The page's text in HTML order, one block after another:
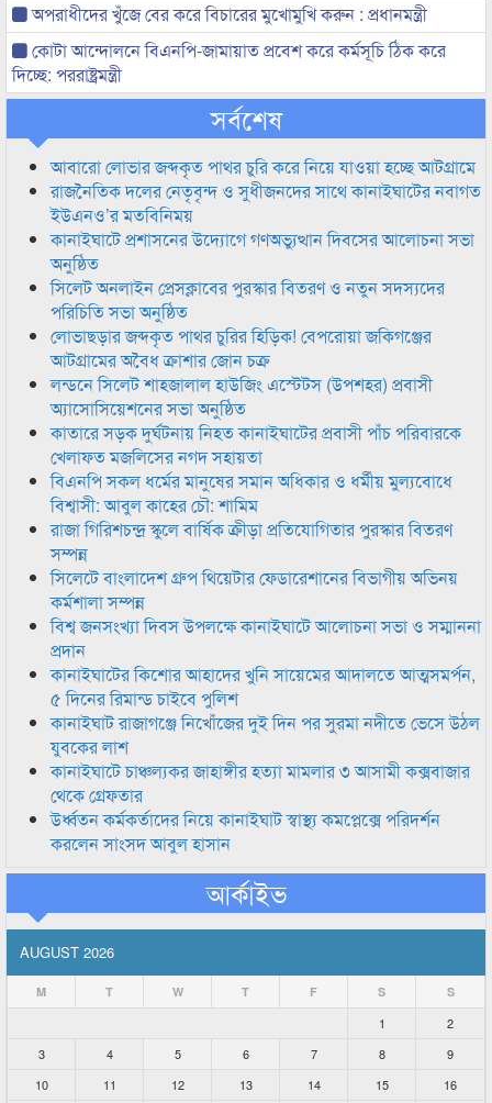
অপরাধীদের খুঁজে বের করে বিচারের মুখোমুখি করুন : প্রধানমন্ত্রী
কোটা আন্দোলনে বিএনপি-জামায়াত প্রবেশ করে কর্মসূচি ঠিক করে
দিচ্ছে: পররাষ্ট্রমন্ত্রী
সর্বশেষ
আবারো লোভার জব্দকৃত পাথর চুরি করে নিয়ে যাওয়া হচ্ছে আটগ্রামে
রাজনৈতিক দলের নেতৃবৃন্দ ও সুধীজনদের সাথে কানাইঘাটের নবাগত
ইউএনও’র মতবিনিময়
কানাইঘাটে প্রশাসনের উদ্যোগে গণঅভ্যুত্থান দিবসের আলোচনা সভা
অনুষ্ঠিত
সিলেট অনলাইন প্রেসক্লাবের পুরস্কার বিতরণ ও নতুন সদস্যদের
পরিচিতি সভা অনুষ্ঠিত
লোভাছড়ার জব্দকৃত পাথর চুরির হিড়িক! বেপরোয়া জকিগঞ্জের
আটগ্রামের অবৈধ ক্রাশার জোন চক্র
লন্ডনে সিলেট শাহজালাল হাউজিং এস্টেটস (উপশহর) প্রবাসী
অ্যাসোসিয়েশনের সভা অনুষ্ঠিত
কাতারে সড়ক দুর্ঘটনায় নিহত কানাইঘাটের প্রবাসী পাঁচ পরিবারকে
খেলাফত মজলিসের নগদ সহায়তা
বিএনপি সকল ধর্মের মানুষের সমান অধিকার ও ধর্মীয় মুল্যবোধে
বিশ্বাসী: আবুল কাহের চৌ: শামিম
রাজা গিরিশচন্দ্র স্কুলে বার্ষিক ক্রীড়া প্রতিযোগিতার পুরস্কার বিতরণ
সম্পন্ন
সিলেটে বাংলাদেশ গ্রুপ থিয়েটার ফেডারেশানের বিভাগীয় অভিনয়
কর্মশালা সম্পন্ন
বিশ্ব জনসংখ্যা দিবস উপলক্ষে কানাইঘাটে আলোচনা সভা ও সম্মাননা
প্রদান
কানাইঘাটের কিশোর আহাদের খুনি সায়েমের আদালতে আত্মসমর্পন,
৫ দিনের রিমান্ড চাইবে পুলিশ
কানাইঘাট রাজাগঞ্জে নিখোঁজের দুই দিন পর সুরমা নদীতে ভেসে উঠল
যুবকের লাশ
কানাইঘাটে চাঞ্চল্যকর জাহাঙ্গীর হত্যা মামলার ৩ আসামী কক্সবাজার
থেকে গ্রেফতার
উর্ধ্বতন কর্মকর্তাদের নিয়ে কানাইঘাট স্বাস্থ্য কমপ্লেক্সে পরিদর্শন
করলেন সাংসদ আবুল হাসান
আর্কাইভ
AUGUST 2026
M T W T F S S
1
2
3
4 5 6 7 8
9
10
11 12 13 14 15 16